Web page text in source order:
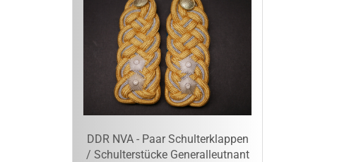
DDR NVA - Paar Schulterklappen
/ Schulterstücke Generalleutnant